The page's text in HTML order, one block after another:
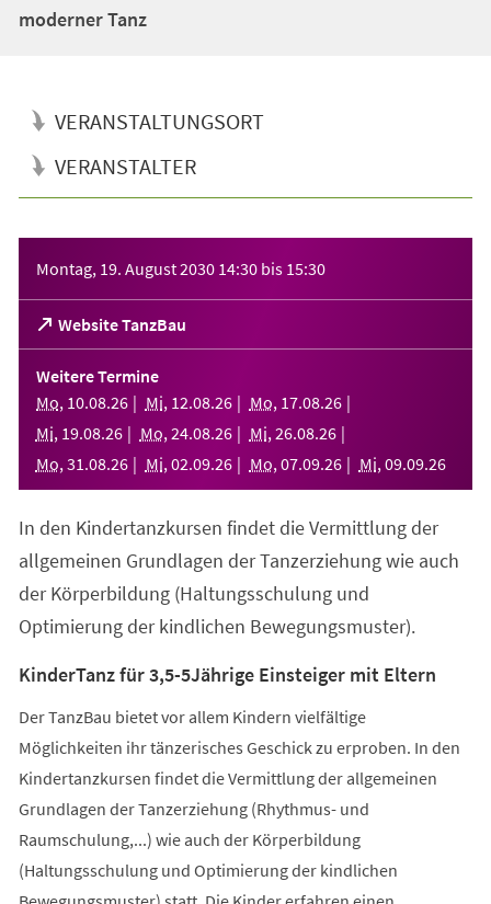
moderner Tanz
VERANSTALTUNGSORT
VERANSTALTER
Montag, 19. August 2030 14:30 bis 15:30
Website TanzBau
(Öffnet
in
einem
neuen
Tab)
Weitere Termine
Mo, 10.08.26 Mi, 12.08.26 Mo, 17.08.26
Mi, 19.08.26 Mo, 24.08.26 Mi, 26.08.26
Mo, 31 .08.26 Mi, 02.09.26 Mo, 07.09.26 Mi, 09.09.26
In den Kindertanzkursen findet die Vermittlung der
allgemeinen Grundlagen der Tanzerziehung wie auch
der Körperbildung (Haltungsschulung und
Optimierung der kindlichen Bewegungsmuster).
KinderTanz für 3,5-5Jährige Einsteiger mit Eltern
Der TanzBau bietet vor allem Kindern vielfältige
Möglichkeiten ihr tänzerisches Geschick zu erproben. In den
Kindertanzkursen findet die Vermittlung der allgemeinen
Grundlagen der Tanzerziehung (Rhythmus- und
Raumschulung,...) wie auch der Körperbildung
(Haltungsschulung und Optimierung der kindlichen